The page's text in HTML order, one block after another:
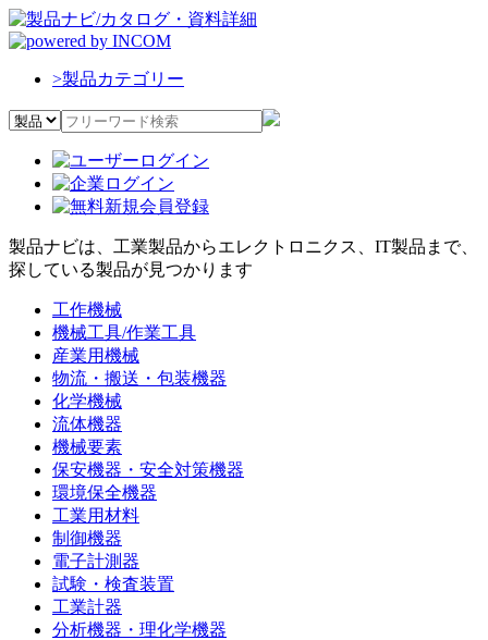
>製品カテゴリー
製品ナビは、工業製品からエレクトロニクス、IT製品まで、
探している製品が見つかります
工作機械
機械工具/作業工具
産業用機械
物流・搬送・包装機器
化学機械
流体機器
機械要素
保安機器・安全対策機器
環境保全機器
工業用材料
制御機器
電子計測器
試験・検査装置
工業計器
分析機器・理化学機器